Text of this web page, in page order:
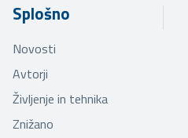
Splošno
Novosti
Avtorji
Življenje in tehnika
Znižano